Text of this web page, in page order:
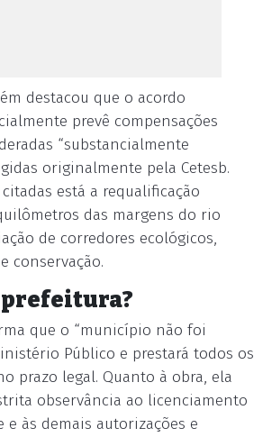
destacou que o acordo
prevê compensações
“substancialmente
originalmente pela Cetesb.
está a requalificação
das margens do rio
de corredores ecológicos,
conservação.
prefeitura?
que o “município não foi
Público e prestará todos os
prazo legal. Quanto à obra, ela
observância ao licenciamento
às demais autorizações e